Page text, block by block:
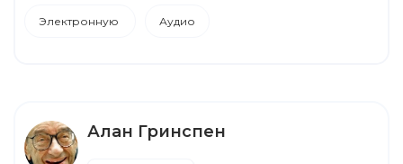
Электронную Аудио
Алан Гринспен